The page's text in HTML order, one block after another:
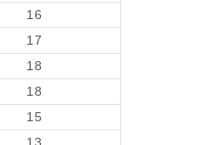
16
17
18
18
15